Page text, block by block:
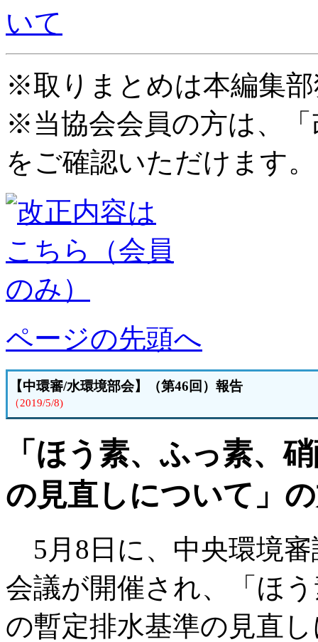
いて
※取りまとめは本編集
※当協会会員の方は、
をご確認いただけます。
ページの先頭へ
【中環審/水環境部会】（第46回）報告
（2019/5/8)
「ほう素、ふっ素、
の見直しについて」
5月8日に、中央環境
会議が開催され、「ほ
の暫定排水基準の見直